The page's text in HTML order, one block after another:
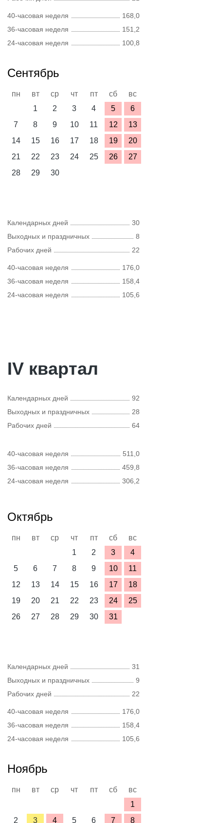
40-часовая неделя
168,0
36-часовая неделя
151,2
24-часовая неделя
100,8
Сентябрь
пн вт ср чт пт сб
вс
1
2 3 4 5
6
7
8 9 10 11 12
13
14
15 16 17 18 19
20
21
22 23 24 25 26
27
28
29 30
Календарных дней
30
Выходных и праздничных
8
Рабочих дней
22
40-часовая неделя
176,0
36-часовая неделя
158,4
24-часовая неделя
105,6
IV квартал
Календарных дней
92
Выходных и праздничных
28
Рабочих дней
64
40-часовая неделя
511,0
36-часовая неделя
459,8
24-часовая неделя
306,2
Октябрь
пн вт ср чт пт сб
вс
1
2 3
4
5
6 7 8 9 10
11
12
13 14 15 16 17
18
19
20 21 22 23 24
25
26
27 28 29 30 31
Календарных дней
31
Выходных и праздничных
9
Рабочих дней
22
40-часовая неделя
176,0
36-часовая неделя
158,4
24-часовая неделя
105,6
Ноябрь
пн вт ср чт пт сб
вс
1
2
3 4 5 6 7 8